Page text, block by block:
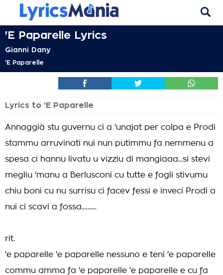
'E Paparelle Lyrics
Gianni Dany
'E Paparelle
Lyrics to 'E Paparelle
Annaggià stu guvernu ci a 'unajat per colpa e Prodi
stammu arruvinati nui nun putimmu fa nemmenu a
spesa ci hannu livatu u vizziu di mangiaaa...si stevi
megliu 'manu a Berlusconi cu tutte e fogli stivumu
chiu boni cu nu surrisu ci facev fessi e inveci Prodi a
nui ci scavi a fossa..........
rit.
'e paparelle 'e paparelle nessuno e teni 'e paparelle
commu amma fa 'e paparelle 'e paparelle e cu fa